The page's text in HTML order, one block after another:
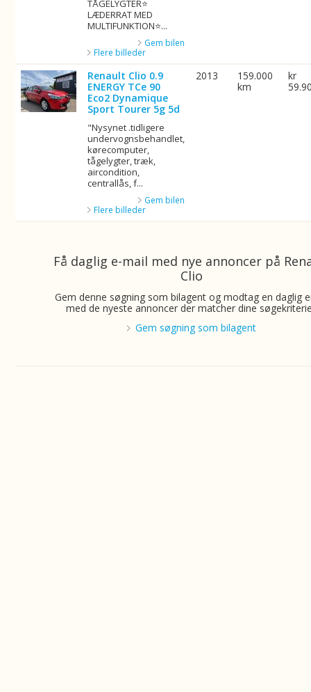
TÅGELYGTER⭐
LÆDERRAT MED
MULTIFUNKTION⭐...
Gem bilen
Flere billeder
Renault Clio 0.9
ENERGY TCe 90
Eco2 Dynamique
Sport Tourer 5g 5d
"Nysynet .tidligere
undervognsbehandlet,
kørecomputer,
tågelygter, træk,
aircondition,
centrallås, f...
Gem bilen
Flere billeder
2013
159.000
km
kr
Få daglig e-mail med nye annoncer på
Clio
Gem denne søgning som bilagent og modtag en daglig
med de nyeste annoncer der matcher dine
Gem søgning som bilagent